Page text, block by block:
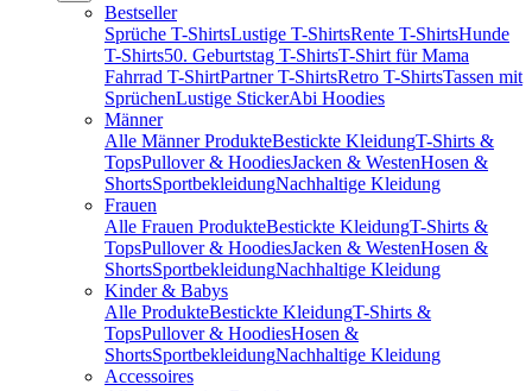
Bestseller
Sprüche T-ShirtsLustige T-ShirtsRente T-ShirtsHunde
T-Shirts50. Geburtstag T-ShirtsT-Shirt für Mama
Fahrrad T-ShirtPartner T-ShirtsRetro T-ShirtsTassen mit
SprüchenLustige StickerAbi Hoodies
Männer
Alle Männer ProdukteBestickte KleidungT-Shirts &
TopsPullover & HoodiesJacken & WestenHosen &
ShortsSportbekleidungNachhaltige Kleidung
Frauen
Alle Frauen ProdukteBestickte KleidungT-Shirts &
TopsPullover & HoodiesJacken & WestenHosen &
ShortsSportbekleidungNachhaltige Kleidung
Kinder & Babys
Alle ProdukteBestickte KleidungT-Shirts &
TopsPullover & HoodiesHosen &
ShortsSportbekleidungNachhaltige Kleidung
Accessoires